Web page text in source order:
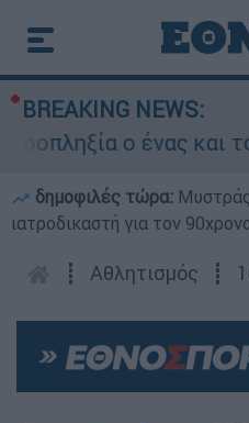
BREAKING NEWS:
ο ένας και τον
δημοφιλές τώρα:
ιατροδικαστή για τον
┋ Αθλητισμός ┋